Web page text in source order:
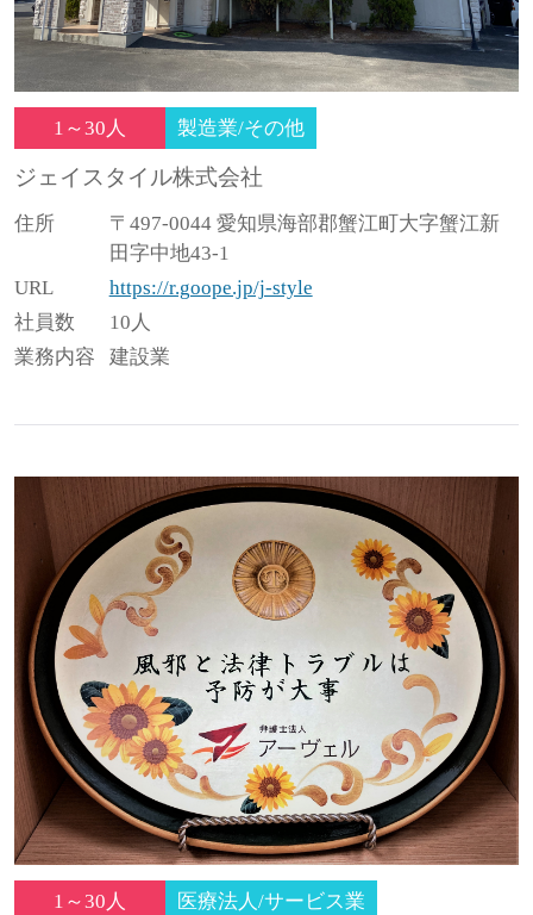
1～30人 製造業/その他
ジェイスタイル株式会社
住所
〒497-0044 愛知県海部郡蟹江町大字蟹江新
田字中地43-1
URL
https://r.goope.jp/j-style
社員数
10人
業務内容
建設業
1～30人 医療法人/サービス業